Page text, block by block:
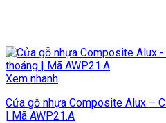
Xem nhanh
Cửa gỗ nhựa Composite Alux –
| Mã AWP21.A